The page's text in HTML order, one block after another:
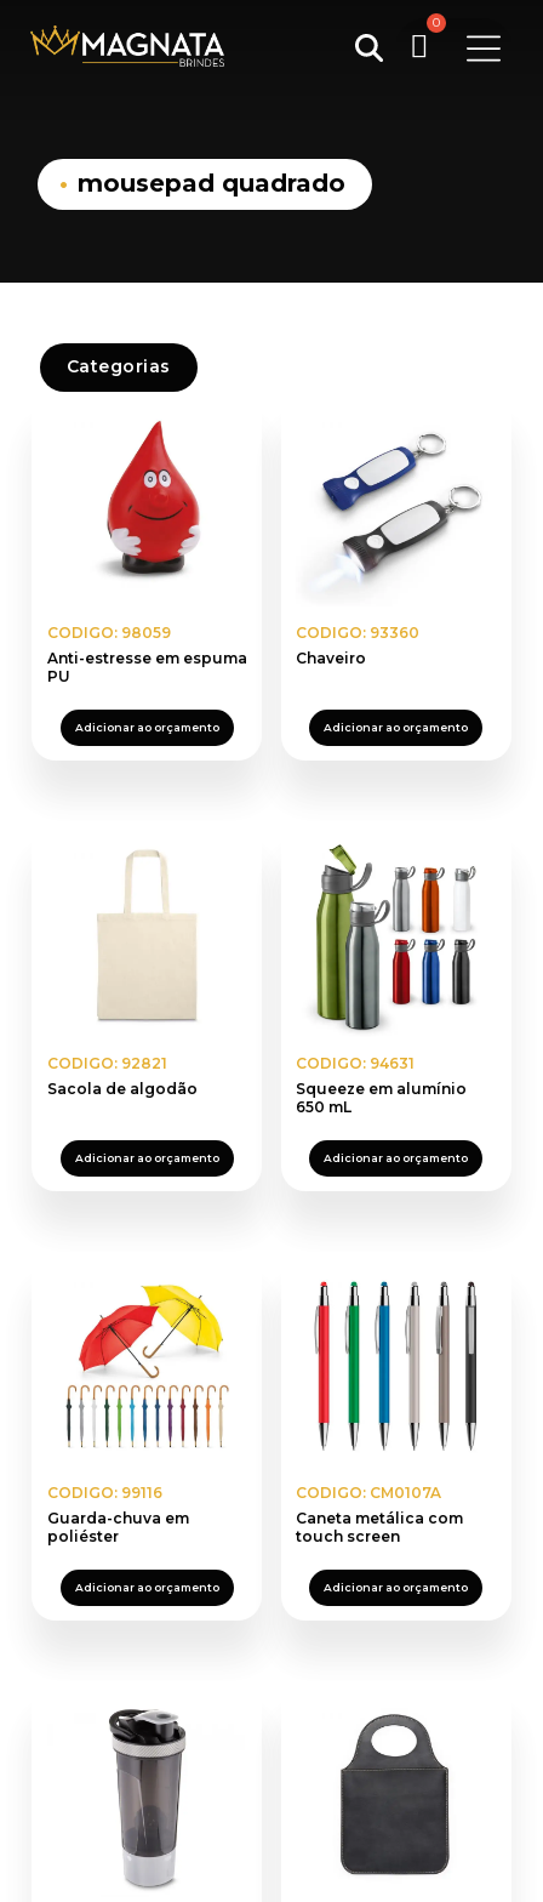
Pesquisar
por:
mousepad quadrado
Categorias
CODIGO: 98059
Anti-estresse em espuma
PU
Adicionar ao orçamento
CODIGO: 93360
Chaveiro
Adicionar ao orçamento
CODIGO: 92821
Sacola de algodão
Adicionar ao orçamento
CODIGO: 94631
Squeeze em alumínio
650 mL
Adicionar ao orçamento
CODIGO: 99116
Guarda-chuva em
poliéster
Adicionar ao orçamento
CODIGO: CM0107A
Caneta metálica com
touch screen
Adicionar ao orçamento